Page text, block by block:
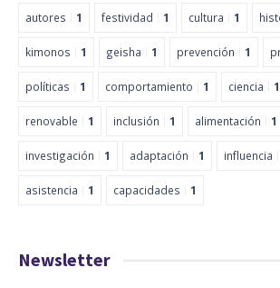
autores 1 festividad 1 cultura 1
kimonos 1 geisha 1 prevención 1
políticas 1 comportamiento 1 ciencia 1
renovable 1 inclusión 1 alimentación 1
investigación 1 adaptación 1 influencia
asistencia 1 capacidades 1
Newsletter